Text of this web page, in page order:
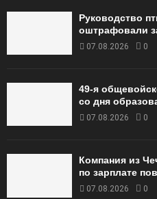
Руководство
оштрафовали
07.08.2026 0
49‑я
со дня
07.08.2026 0
Компания из
по зарплате
07.08.2026 0